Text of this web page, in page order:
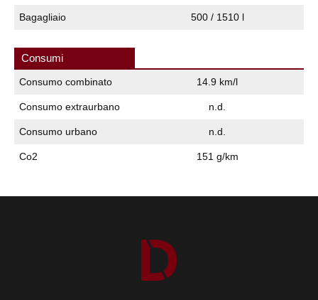
Bagagliaio 500 / 1510 l
Consumi
Consumo combinato 14.9 km/l
Consumo extraurbano n.d.
Consumo urbano n.d.
Co2 151 g/km